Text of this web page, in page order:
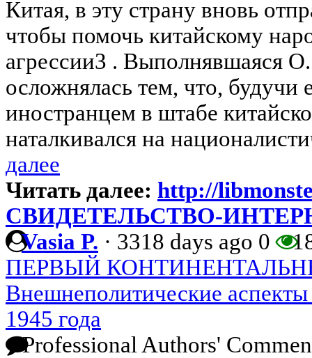
Китая, в эту страну вновь
чтобы помочь китайскому
агрессии3 . Выполнявшаяся
осложнялась тем, что, будучи
иностранцем в штабе
наталкивался на
далее
Читать далее: http://
СВИДЕТЕЛЬСТВО-
Vasia P. · 3318 days ago 0
ПЕРВЫЙ
Внешнеполитические
1945 года
Professional Authors'